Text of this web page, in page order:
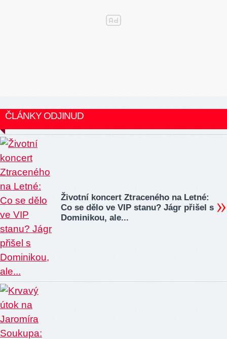
ČLÁNKY ODJINUD
Životní koncert Ztraceného na Letné:
Co se dělo ve VIP stanu? Jágr přišel s
Dominikou, ale...